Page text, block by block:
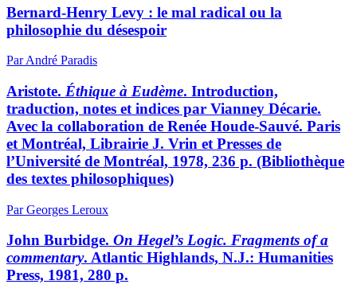
Bernard-Henry Levy : le mal radical ou la
philosophie du désespoir
Par André Paradis
Aristote. Éthique à Eudème. Introduction,
traduction, notes et indices par Vianney Décarie.
Avec la collaboration de Renée Houde-Sauvé. Paris
et Montréal, Librairie J. Vrin et Presses de
l’Université de Montréal, 1978, 236 p. (Bibliothèque
des textes philosophiques)
Par Georges Leroux
John Burbidge. On Hegel’s Logic. Fragments of a
commentary. Atlantic Highlands, N.J.: Humanities
Press, 1981, 280 p.